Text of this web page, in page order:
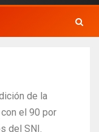
de la
el 90 por
del SNI.